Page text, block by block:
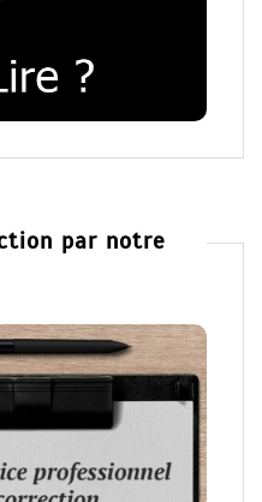
par notre